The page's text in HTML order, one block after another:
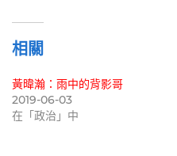
相關
黃暐瀚：雨中的背影哥
2019-06-03
在「政治」中